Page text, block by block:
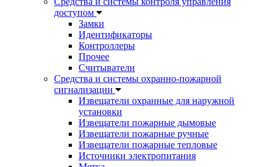
доступом
Замки
Идентификаторы
Контроллеры
Прочее
Считыватели
Средства и системы охранно-пожарной
сигнализации
Извещатели охранные для наружной
установки
Извещатели пожарные дымовые
Извещатели пожарные ручные
Извещатели пожарные тепловые
Источники электропитания